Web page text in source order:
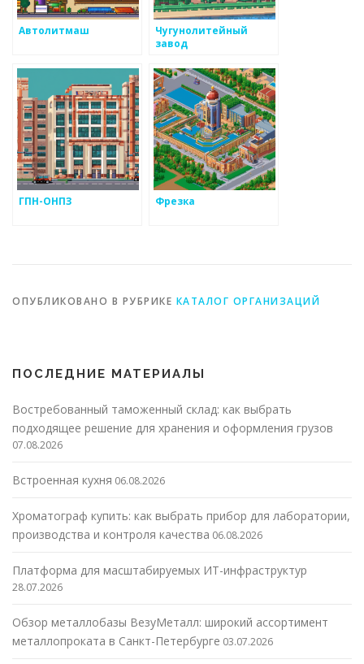
Автолитмаш
Чугунолитейный
завод
ГПН-ОНПЗ Фрезка
ОПУБЛИКОВАНО В РУБРИКЕ КАТАЛОГ ОРГАНИЗАЦИЙ
ПОСЛЕДНИЕ МАТЕРИАЛЫ
Востребованный таможенный склад: как выбрать
подходящее решение для хранения и оформления грузов
07.08.2026
Встроенная кухня 06.08.2026
Хроматограф купить: как выбрать прибор для лаборатории,
производства и контроля качества 06.08.2026
Платформа для масштабируемых ИТ-инфраструктур
28.07.2026
Обзор металлобазы ВезуМеталл: широкий ассортимент
металлопроката в Санкт-Петербурге 03.07.2026